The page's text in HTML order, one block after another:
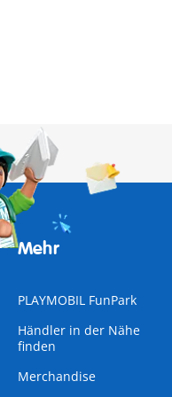
Mehr
PLAYMOBIL FunPark
Händler in der Nähe
finden
Merchandise